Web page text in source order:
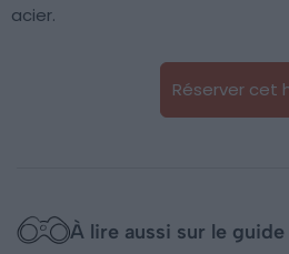
acier.
Réserver cet
À lire aussi sur le guide